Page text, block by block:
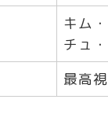
キム
チュ
最高